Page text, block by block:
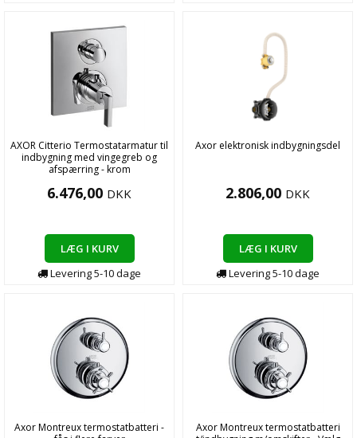
AXOR Citterio Termostatarmatur til
indbygning med vingegreb og
afspærring - krom
6.476,00 DKK
LÆG I KURV
Levering5-10dage
Axor elektronisk indbygningsdel
2.806,00 DKK
LÆG I KURV
Levering5-10dage
Axor Montreux termostatbatteri -
Axor Montreux termostatbatteri